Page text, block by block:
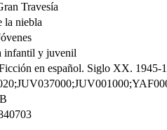
Travesía
la niebla
infantil y juvenil
en español. Siglo XX. 1945-